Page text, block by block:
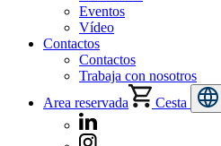
Eventos
Vídeo
Contactos
Contactos
Trabaja con nosotros
Area reservada
Cesta